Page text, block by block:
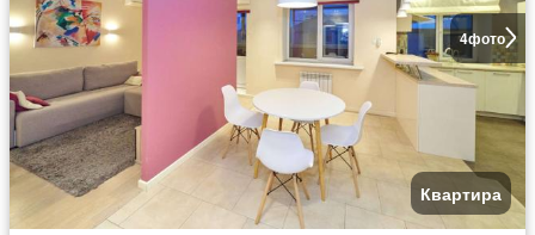
4фото
Квартира